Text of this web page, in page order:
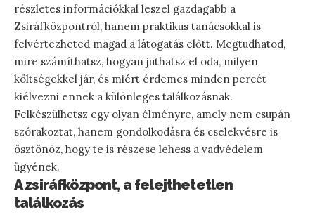
részletes információkkal leszel gazdagabb a
Zsiráfközpontról, hanem praktikus tanácsokkal is
felvértezheted magad a látogatás előtt. Megtudhatod,
mire számíthatsz, hogyan juthatsz el oda, milyen
költségekkel jár, és miért érdemes minden percét
kiélvezni ennek a különleges találkozásnak.
Felkészülhetsz egy olyan élményre, amely nem csupán
szórakoztat, hanem gondolkodásra és cselekvésre is
ösztönöz, hogy te is részese lehess a vadvédelem
ügyének.
A zsiráfközpont, a felejthetetlen
találkozás